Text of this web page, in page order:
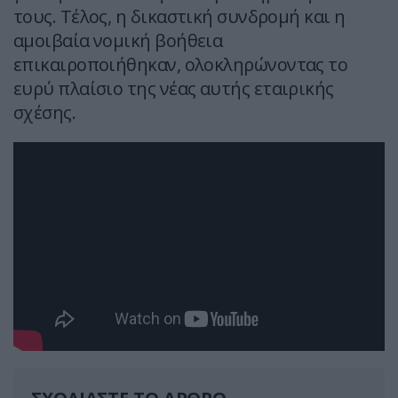
τους. Τέλος, η δικαστική συνδρομή και η
αμοιβαία νομική βοήθεια
επικαιροποιήθηκαν, ολοκληρώνοντας το
ευρύ πλαίσιο της νέας αυτής εταιρικής
σχέσης.